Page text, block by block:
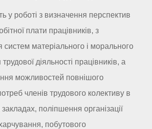
у роботі з визначення перспектив
плати працівників, з
систем матеріального і морального
діяльності працівників, а
можливостей повнішого
членів трудового колективу в
поліпшення організації
побутового